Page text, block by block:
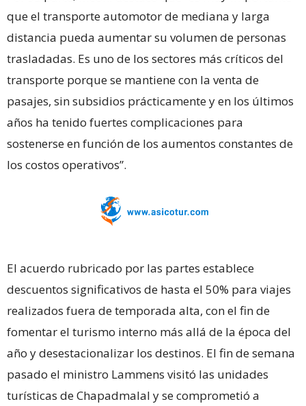
que el transporte automotor de mediana y larga
distancia pueda aumentar su volumen de personas
trasladadas. Es uno de los sectores más críticos del
transporte porque se mantiene con la venta de
pasajes, sin subsidios prácticamente y en los últimos
años ha tenido fuertes complicaciones para
sostenerse en función de los aumentos constantes de
los costos operativos”.
El acuerdo rubricado por las partes establece
descuentos significativos de hasta el 50% para viajes
realizados fuera de temporada alta, con el fin de
fomentar el turismo interno más allá de la época del
año y desestacionalizar los destinos. El fin de semana
pasado el ministro Lammens visitó las unidades
turísticas de Chapadmalal y se comprometió a